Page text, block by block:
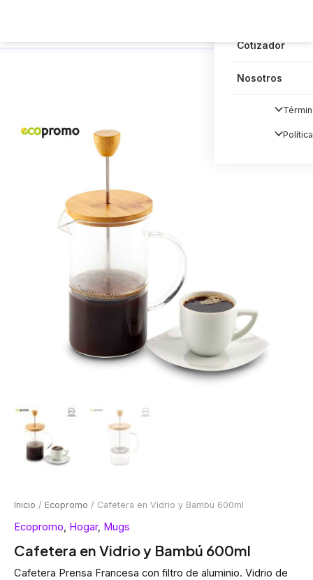
Cotizador
Nosotros
Inicio / Ecopromo / Cafetera en Vidrio y Bambú 600ml
Ecopromo, Hogar, Mugs
Cafetera en Vidrio y Bambú 600ml
Cafetera Prensa Francesa con filtro de aluminio. Vidrio de